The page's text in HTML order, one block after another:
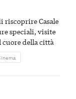
riscoprire Casale
speciali, visite
della città